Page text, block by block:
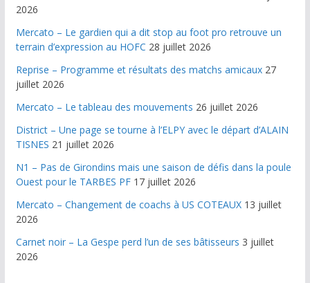
2026
Mercato – Le gardien qui a dit stop au foot pro retrouve un
terrain d’expression au HOFC 28 juillet 2026
Reprise – Programme et résultats des matchs amicaux 27
juillet 2026
Mercato – Le tableau des mouvements 26 juillet 2026
District – Une page se tourne à l’ELPY avec le départ d’ALAIN
TISNES 21 juillet 2026
N1 – Pas de Girondins mais une saison de défis dans la poule
Ouest pour le TARBES PF 17 juillet 2026
Mercato – Changement de coachs à US COTEAUX 13 juillet
2026
Carnet noir – La Gespe perd l’un de ses bâtisseurs 3 juillet
2026